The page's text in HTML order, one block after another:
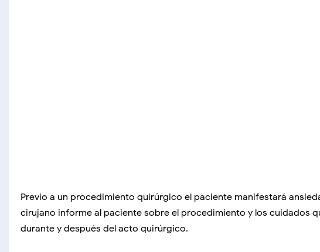
Previo a un procedimiento quirúrgico el paciente manifestará
cirujano informe al paciente sobre el procedimiento y los cuidados
durante y después del acto quirúrgico.